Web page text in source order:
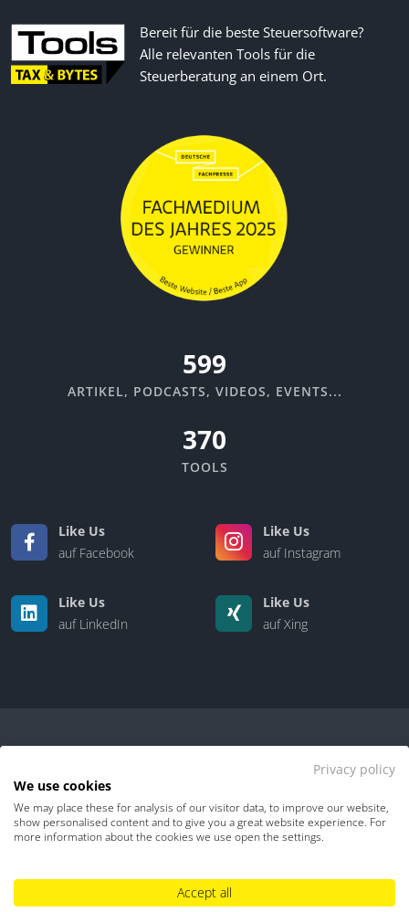
Bereit für die beste Steuersoftware?
Alle relevanten Tools für die
Steuerberatung an einem Ort.
670
ARTIKEL, PODCASTS, VIDEOS, EVENTS...
370
TOOLS
Like Us
auf Facebook
Like Us
auf Instagram
Like Us
auf LinkedIn
Like Us
auf Xing
Kontakt | Über uns
Impressum
Privacy policy
We use cookies
We may place these for analysis of our visitor data, to improve our website,
show personalised content and to give you a great website experience. For
more information about the cookies we use open the settings.
Accept all